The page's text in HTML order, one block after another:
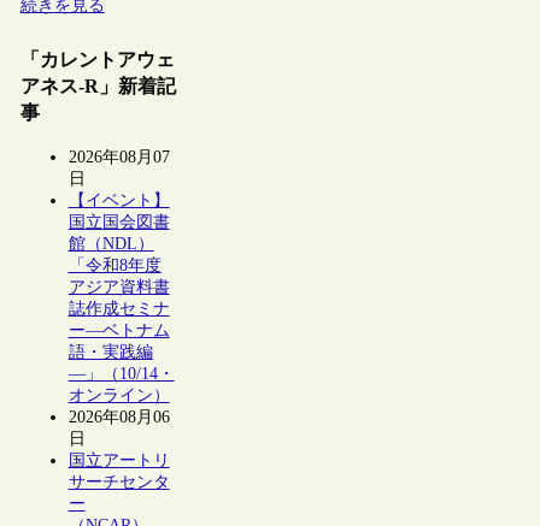
続きを見る
「カレントアウェ
アネス-R」新着記
事
2026年08月07
日
【イベント】
国立国会図書
館（NDL）
「令和8年度
アジア資料書
誌作成セミナ
ー―ベトナム
語・実践編
―」（10/14・
オンライン）
2026年08月06
日
国立アートリ
サーチセンタ
ー